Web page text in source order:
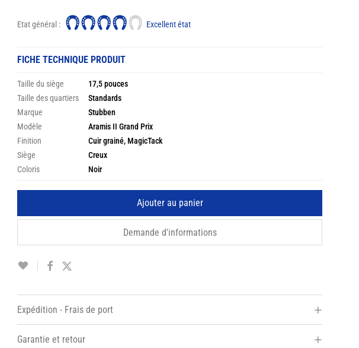
Etat général : Excellent état
FICHE TECHNIQUE PRODUIT
Taille du siège
17,5 pouces
Taille des quartiers
Standards
Marque
Stubben
Modèle
Aramis II Grand Prix
Finition
Cuir grainé, MagicTack
Siège
Creux
Coloris
Noir
Ajouter au panier
Demande d'informations
Expédition - Frais de port
Garantie et retour